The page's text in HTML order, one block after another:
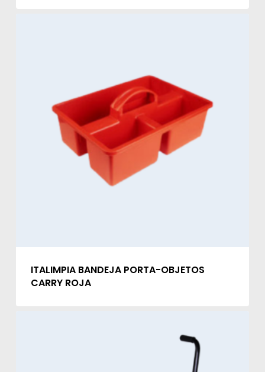
ITALIMPIA BANDEJA PORTA-OBJETOS
CARRY ROJA